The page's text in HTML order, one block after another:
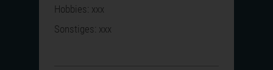
Hobbies: xxx
Sonstiges: xxx